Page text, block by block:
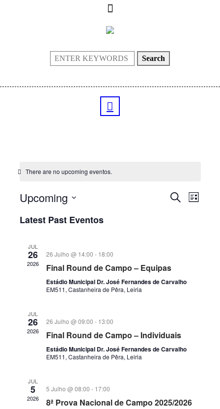
Search
There are no upcoming eventos.
Eventos
PesquisarEvento
List
Upcoming
data
Latest Past Eventos
JUL
26
2026
26 Julho @ 14:00 - 18:00
Final Round de Campo – Equipas
Estádio Municipal Dr. José Fernandes de Carvalho
EM511, Castanheira de Pêra, Leiria
JUL
26
2026
26 Julho @ 09:00 - 13:00
Final Round de Campo – Individuais
Estádio Municipal Dr. José Fernandes de Carvalho
EM511, Castanheira de Pêra, Leiria
JUL
5
2026
5 Julho @ 08:00 - 17:00
8ª Prova Nacional de Campo 2025/2026